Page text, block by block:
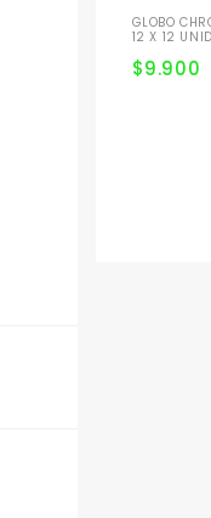
GLOBO
12 X 12
$9.900